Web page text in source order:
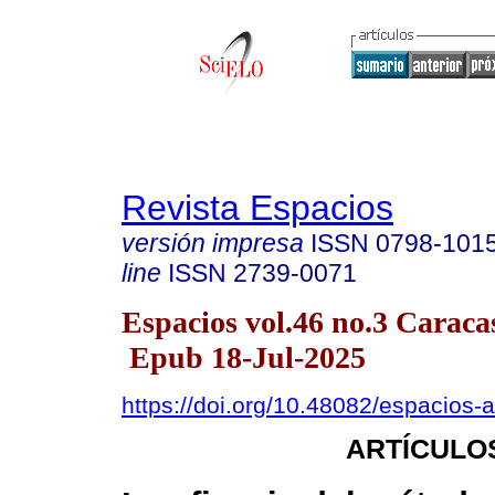
Revista Espacios
versión impresa ISSN 0798-
line ISSN 2739-0071
Espacios vol.46 no.3
Epub 18-Jul-2025
https://doi.org/10.48082/espacios-